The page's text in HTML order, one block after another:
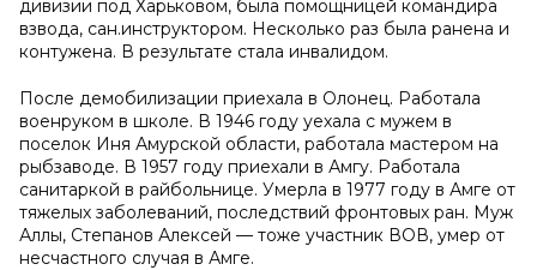
дивизии под Харьковом, была помощницей командира
взвода, сан.инструктором. Несколько раз была ранена и
контужена. В результате стала инвалидом.
После демобилизации приехала в Олонец. Работала
военруком в школе. В 1946 году уехала с мужем в
поселок Иня Амурской области, работала мастером на
рыбзаводе. В 1957 году приехали в Амгу. Работала
санитаркой в райбольнице. Умерла в 1977 году в Амге от
тяжелых заболеваний, последствий фронтовых ран. Муж
Аллы, Степанов Алексей — тоже участник ВОВ, умер от
несчастного случая в Амге.